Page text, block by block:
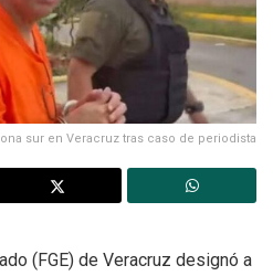
sur en Veracruz tras caso de periodista
(FGE) de Veracruz designó a